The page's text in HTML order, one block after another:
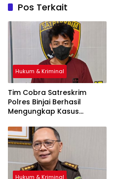
Pos Terkait
Hukum & Kriminal
Tim Cobra Satreskrim
Polres Binjai Berhasil
Mengungkap Kasus
Di Binjai Barat .
Hukum & Kriminal